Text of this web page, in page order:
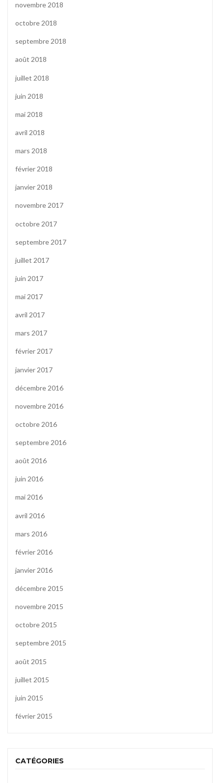
novembre 2018
octobre 2018
septembre 2018
août 2018
juillet 2018
juin 2018
mai 2018
avril 2018
mars 2018
février 2018
janvier 2018
novembre 2017
octobre 2017
septembre 2017
juillet 2017
juin 2017
mai 2017
avril 2017
mars 2017
février 2017
janvier 2017
décembre 2016
novembre 2016
octobre 2016
septembre 2016
août 2016
juin 2016
mai 2016
avril 2016
mars 2016
février 2016
janvier 2016
décembre 2015
novembre 2015
octobre 2015
septembre 2015
août 2015
juillet 2015
juin 2015
février 2015
CATÉGORIES